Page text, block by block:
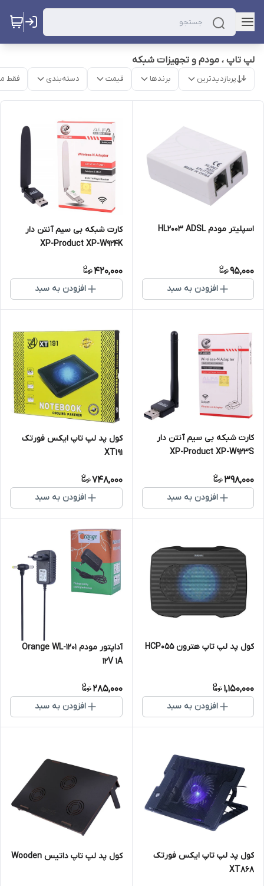
لپ تاپ ، مودم و تجهیزات شبکه
پربازدیدترین برندها قیمت دسته‌بندی فقط
اسپلیتر مودم HL2003 ADSL
95,000
افزودن به سبد
کارت شبکه بی سیم آنتن دار
XP-Product XP-W924K
420,000
افزودن به سبد
کارت شبکه بی سیم آنتن دار
XP-Product XP-W923S
398,000
افزودن به سبد
کول پد لپ تاپ ایکس فورتک
XT191
748,000
افزودن به سبد
کول پد لپ تاپ هترون HCP055
1,150,000
افزودن به سبد
آداپتور مودم Orange WL-1201
12V 1A
285,000
افزودن به سبد
کول پد لپ تاپ ایکس فورتک
XT868
کول پد لپ تاپ داتیس Wooden